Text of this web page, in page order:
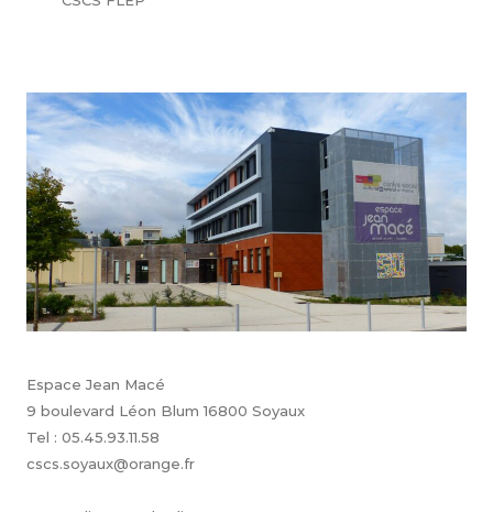
Espace Jean Macé
9 boulevard Léon Blum 16800 Soyaux
Tel : 05.45.93.11.58
cscs.soyaux@orange.fr